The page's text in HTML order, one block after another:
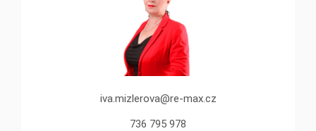
iva.mizlerova@re-max.cz
736 795 978